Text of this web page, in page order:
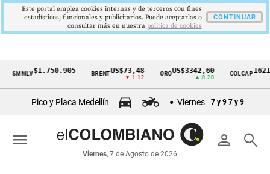
Cintillo
económicos
Colombia
$1.750.905 BRENT US$73,48
▼ 1.12
ORO US$3342,60 COLCAP1621,34
Pico y Placa Medellín Viernes 7 y 9 7 y 9
person search
Viernes, 7 de Agosto de 2026
menu
Este portal emplea cookies internas y de terceros con fines
estadísticos, funcionales y publicitarios. Puede aceptarlas o
consultar más en nuestra politica de cookies
CONTINUAR